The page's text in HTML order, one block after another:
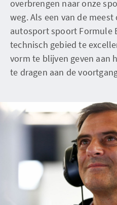
overbrengen naar onze
weg. Als een van de
autosport spoort Formule
technisch gebied te
vorm te blijven geven aan
te dragen aan de